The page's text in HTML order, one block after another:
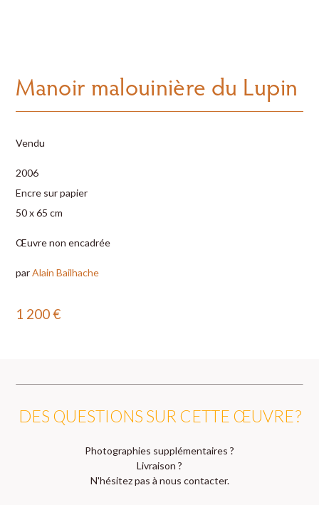
Manoir malouinière du Lupin
Vendu
2006
Encre sur papier
50 x 65 cm
Œuvre non encadrée
parAlain Bailhache
1 200€
DES QUESTIONS SUR CETTE ŒUVRE ?
Photographies supplémentaires ?
Livraison ?
N'hésitez pas à nous contacter.